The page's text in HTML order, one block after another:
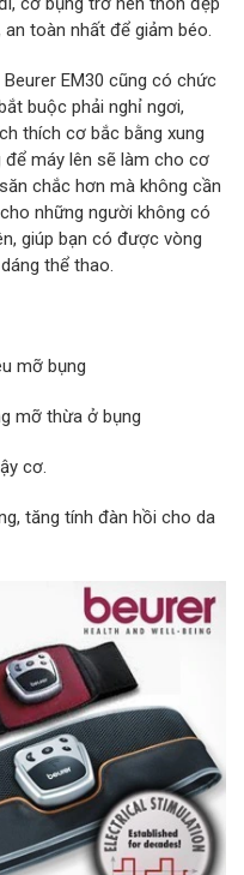
toàn nhất để giảm béo.
EM30 cũng có chức
buộc phải nghỉ ngơi,
thích cơ bắc bằng xung
để máy lên sẽ làm cho cơ
chắc hơn mà không cần
những người không có
giúp bạn có được vòng
thể thao.
mỡ bụng
mỡ thừa ở bụng
cơ.
tăng tính đàn hồi cho da